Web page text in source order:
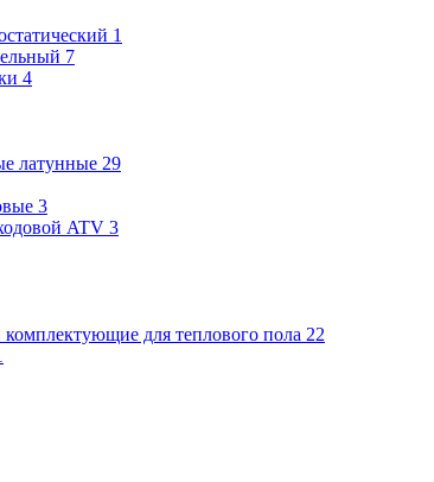
1
7
4
латунные 29
3
ATV 3
для теплового пола 22